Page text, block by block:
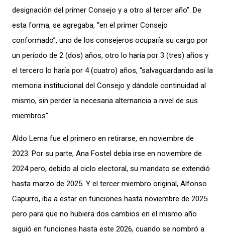
designación del primer Consejo y a otro al tercer año”. De
esta forma, se agregaba, “en el primer Consejo
conformado”, uno de los consejeros ocuparía su cargo por
un período de 2 (dos) años, otro lo haría por 3 (tres) años y
el tercero lo haría por 4 (cuatro) años, “salvaguardando así la
memoria institucional del Consejo y dándole continuidad al
mismo, sin perder la necesaria alternancia a nivel de sus
miembros”.
Aldo Lema fue el primero en retirarse, en noviembre de
2023. Por su parte, Ana Fostel debía irse en noviembre de
2024 pero, debido al ciclo electoral, su mandato se extendió
hasta marzo de 2025. Y el tercer miembro original, Alfonso
Capurro, iba a estar en funciones hasta noviembre de 2025
pero para que no hubiera dos cambios en el mismo año
siguió en funciones hasta este 2026, cuando se nombró a